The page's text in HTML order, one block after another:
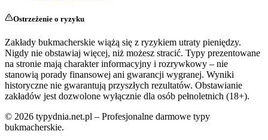
Ostrzeżenie o ryzyku
Zakłady bukmacherskie wiążą się z ryzykiem utraty pieniędzy.
Nigdy nie obstawiaj więcej, niż możesz stracić. Typy prezentowane
na stronie mają charakter informacyjny i rozrywkowy – nie
stanowią porady finansowej ani gwarancji wygranej. Wyniki
historyczne nie gwarantują przyszłych rezultatów. Obstawianie
zakładów jest dozwolone wyłącznie dla osób pełnoletnich (18+).
© 2026 typydnia.net.pl – Profesjonalne darmowe typy
bukmacherskie.